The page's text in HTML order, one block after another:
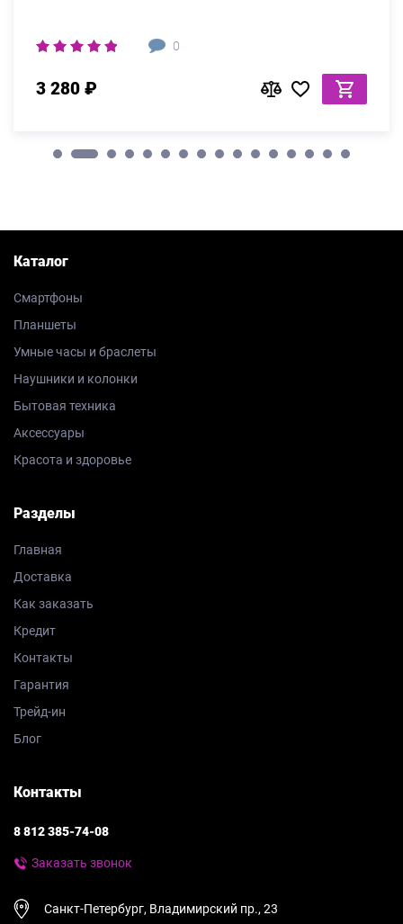
0
3 280 ₽
Каталог
Смартфоны
Планшеты
Умные часы и браслеты
Наушники и колонки
Бытовая техника
Аксессуары
Красота и здоровье
Разделы
Главная
Доставка
Как заказать
Кредит
Контакты
Гарантия
Трейд-ин
Блог
Контакты
8 812 385-74-08
Заказать звонок
Санкт-Петербург, Владимирский пр., 23